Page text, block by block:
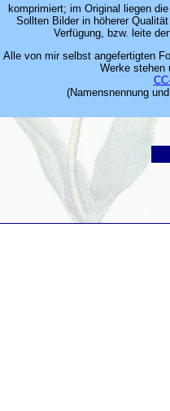
komprimiert; im Original liegen
Sollten Bilder in höherer
Verfügung, bzw. leite
Alle von mir selbst angefertigten
Werke stehen
(Namensnennung